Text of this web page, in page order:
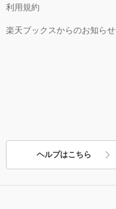
利用規約
楽天ブックスからのお知らせ
ヘルプはこちら